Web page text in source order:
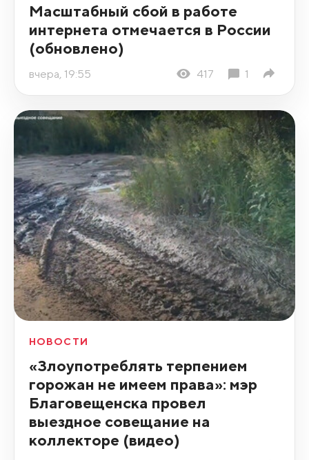
Масштабный сбой в работе
интернета отмечается в России
(обновлено)
вчера, 19:55 417 1
НОВОСТИ
«Злоупотреблять терпением
горожан не имеем права»: мэр
Благовещенска провел
выездное совещание на
коллекторе (видео)